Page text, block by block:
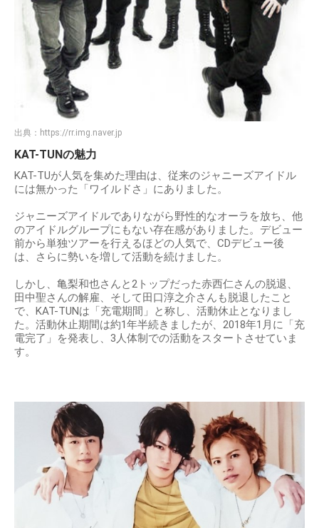
出典： https://rr.img.naver.jp
KAT-TUNの魅力
KAT-TUが人気を集めた理由は、従来のジャニーズアイドル
には無かった「ワイルドさ」にありました。
ジャニーズアイドルでありながら野性的なオーラを放ち、他
のアイドルグループにもない存在感がありました。デビュー
前から単独ツアーを行えるほどの人気で、CDデビュー後
は、さらに勢いを増して活動を続けました。
しかし、亀梨和也さんと2トップだった赤西仁さんの脱退、
田中聖さんの解雇、そして田口淳之介さんも脱退したこと
で、KAT-TUNは「充電期間」と称し、活動休止となりまし
た。活動休止期間は約1年半続きましたが、2018年1月に「充
電完了」を発表し、3人体制での活動をスタートさせていま
す。